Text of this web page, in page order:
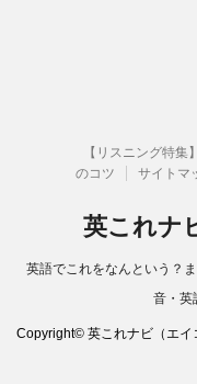
【リスニング特
のコツ
サイトマ
英これナ
英語でこれをなんという？
音・英
Copyright© 英これナビ（エ